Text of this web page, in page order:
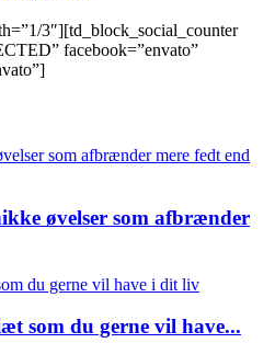
3″][td_block_social_counter
facebook=”envato”
øvelser som afbrænder
som du gerne vil have...